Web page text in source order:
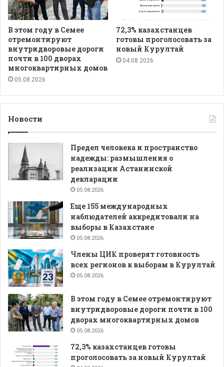
В этом году в Семее
отремонтируют
внутридворовые дороги
почти в 100 дворах
многоквартирных домов
05.08.2026
72,3% казахстанцев
готовы проголосовать за
новый Курултай
04.08.2026
Новости
Предел человека и пространство
надежды: размышления о
реализации Астанинской
декларации
05.08.2026
Еще 155 международных
наблюдателей аккредитовали на
выборы в Казахстане
05.08.2026
Члены ЦИК проверят готовность
всех регионов к выборам в Курултай
05.08.2026
В этом году в Семее отремонтируют
внутридворовые дороги почти в 100
дворах многоквартирных домов
05.08.2026
72,3% казахстанцев готовы
проголосовать за новый Курултай